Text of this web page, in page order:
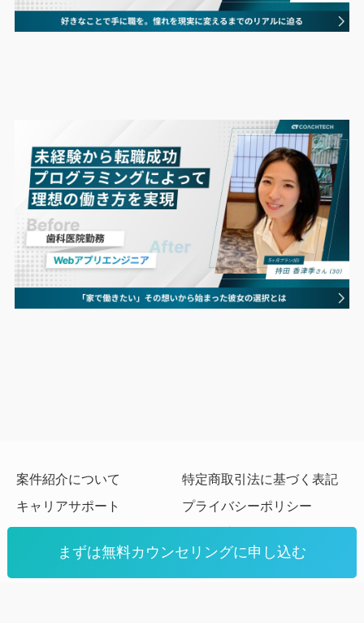
まずは無料カウンセリングに申し込む